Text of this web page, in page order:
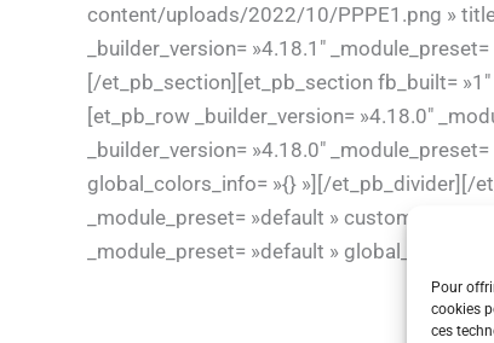
Pour
cookies
ces
content/uploads/2022/10/PPPE1.png »
_builder_version= »4.18.1″
[/et_pb_section][et_pb_section fb_built=
[et_pb_row _builder_version= »4.18.0″
_builder_version= »4.18.0″
global_colors_info= »{} »][/et_pb_divider][/
_module_preset= »default »
_module_preset= »default »